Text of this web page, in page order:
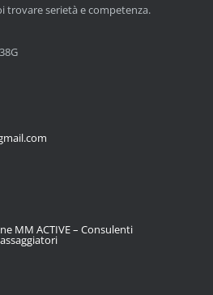
trovare serietà e competenza.
MM ACTIVE – Consulenti